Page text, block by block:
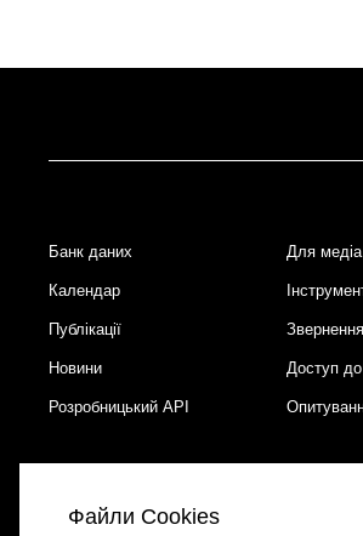
Footer
Банк даних Для медіа
Календар
Публікації
Новини Доступ до
Розробницький API
Файли Cookies